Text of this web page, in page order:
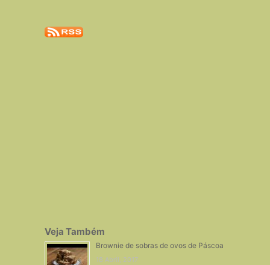
Veja Também
Brownie de sobras de ovos de Páscoa
18 Abril, 2017